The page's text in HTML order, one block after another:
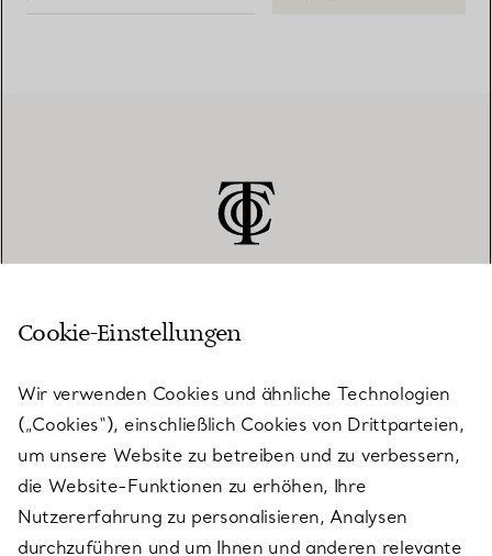
KUNDENSERVICE
SERVICES
ÜBER TIFFANY & CO.
Cookie-Einstellungen
Wir verwenden Cookies und ähnliche Technologien
(„Cookies“), einschließlich Cookies von Drittparteien,
um unsere Website zu betreiben und zu verbessern,
die Website-Funktionen zu erhöhen, Ihre
Nutzererfahrung zu personalisieren, Analysen
durchzuführen und um Ihnen und anderen relevante